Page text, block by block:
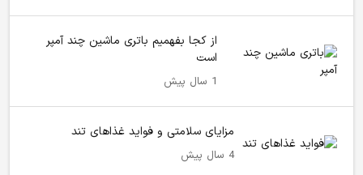
از کجا بفهمیم باتری ماشین چند آمپر
است
1 سال پیش
مزایای سلامتی و فواید غذاهای تند
4 سال پیش